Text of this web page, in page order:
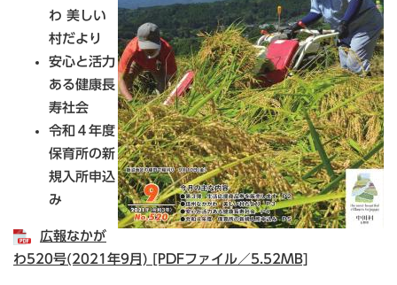
わ 美しい
村だより
安心と活力
ある健康長
寿社会
令和４年度
保育所の新
規入所申込
み
広報なかが
わ520号(2021年9月) [PDFファイル／5.52MB]